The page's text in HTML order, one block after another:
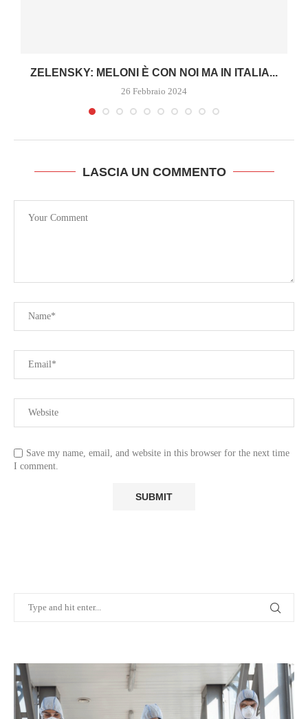
ZELENSKY: MELONI È CON NOI MA IN ITALIA...
26 Febbraio 2024
LASCIA UN COMMENTO
Save my name, email, and website in this browser for the next time
I comment.